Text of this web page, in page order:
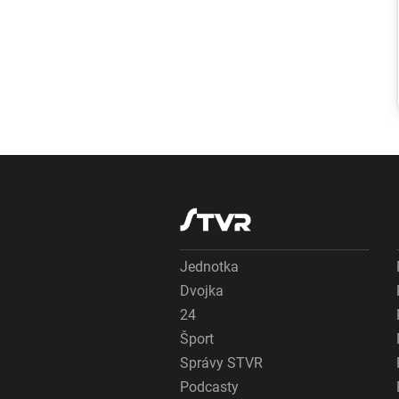
Jednotka
Dvojka
24
Šport
Správy STVR
Podcasty